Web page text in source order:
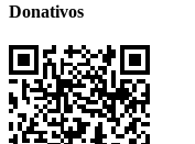
Donativos